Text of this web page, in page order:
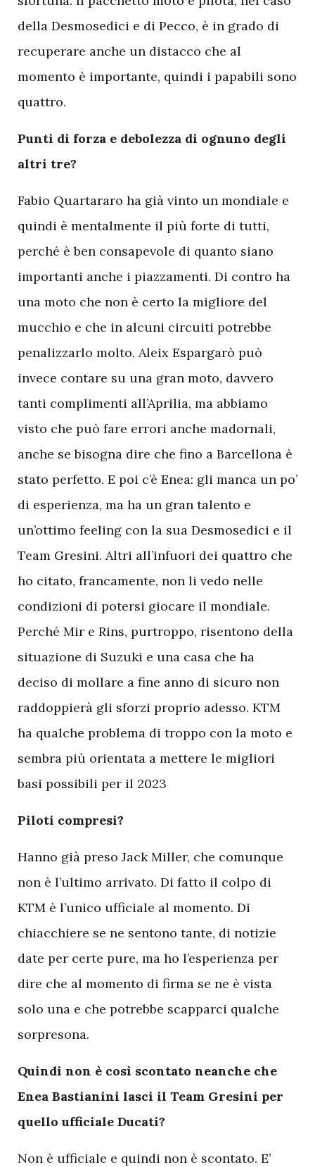
della Desmosedici e di Pecco, è in grado di
recuperare anche un distacco che al
momento è importante, quindi i papabili sono
quattro.
Punti di forza e debolezza di ognuno degli
altri tre?
Fabio Quartararo ha già vinto un mondiale e
quindi è mentalmente il più forte di tutti,
perché è ben consapevole di quanto siano
importanti anche i piazzamenti. Di contro ha
una moto che non è certo la migliore del
mucchio e che in alcuni circuiti potrebbe
penalizzarlo molto. Aleix Espargarò può
invece contare su una gran moto, davvero
tanti complimenti all’Aprilia, ma abbiamo
visto che può fare errori anche madornali,
anche se bisogna dire che fino a Barcellona è
stato perfetto. E poi c’è Enea: gli manca un po’
di esperienza, ma ha un gran talento e
un’ottimo feeling con la sua Desmosedici e il
Team Gresini. Altri all’infuori dei quattro che
ho citato, francamente, non li vedo nelle
condizioni di potersi giocare il mondiale.
Perché Mir e Rins, purtroppo, risentono della
situazione di Suzuki e una casa che ha
deciso di mollare a fine anno di sicuro non
raddoppierà gli sforzi proprio adesso. KTM
ha qualche problema di troppo con la moto e
sembra più orientata a mettere le migliori
basi possibili per il 2023
Piloti compresi?
Hanno già preso Jack Miller, che comunque
non è l’ultimo arrivato. Di fatto il colpo di
KTM è l’unico ufficiale al momento. Di
chiacchiere se ne sentono tante, di notizie
date per certe pure, ma ho l’esperienza per
dire che al momento di firma se ne è vista
solo una e che potrebbe scapparci qualche
sorpresona.
Quindi non è così scontato neanche che
Enea Bastianini lasci il Team Gresini per
quello ufficiale Ducati?
Non è ufficiale e quindi non è scontato. E’